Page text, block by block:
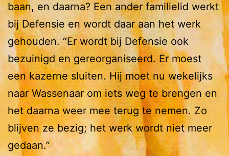
baan, en daarna? Een ander familielid werkt
bij Defensie en wordt daar aan het werk
gehouden. “Er wordt bij Defensie ook
bezuinigd en gereorganiseerd. Er moest
een kazerne sluiten. Hij moet nu wekelijks
naar Wassenaar om iets weg te brengen en
het daarna weer mee terug te nemen. Zo
blijven ze bezig; het werk wordt niet meer
gedaan.”